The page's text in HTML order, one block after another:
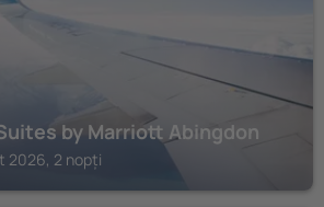
by Marriott Abingdon
2026, 2 nopți